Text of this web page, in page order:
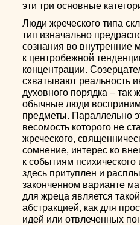
эти три основные
Люди жреческого типа
тип изначально
сознания во внутренние
к центробежной
концентрации.
схватывают реальность
духовного порядка – так
обычные люди
предметы. Параллельно
весомость которого не
жреческого,
сомнение, интерес ко
к событиям
здесь притуплен и
законченном варианте
для жреца является
абстракцией, как для
идей или отвлеченных